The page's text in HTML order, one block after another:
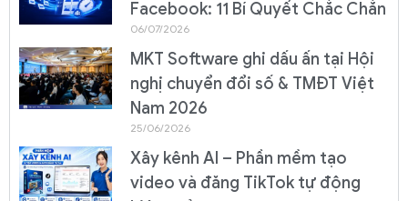
Facebook: 11 Bí Quyết Chắc Chắn
06/07/2026
MKT Software ghi dấu ấn tại Hội
nghị chuyển đổi số & TMĐT Việt
Nam 2026
25/06/2026
Xây kênh AI – Phần mềm tạo
video và đăng TikTok tự động